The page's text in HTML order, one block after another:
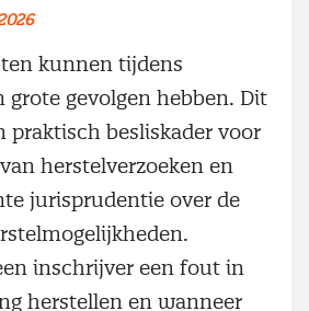
kunnen tijdens
grote gevolgen hebben. Dit
praktisch besliskader voor
herstelverzoeken en
jurisprudentie over de
inschrijver een fout in
herstellen en wanneer